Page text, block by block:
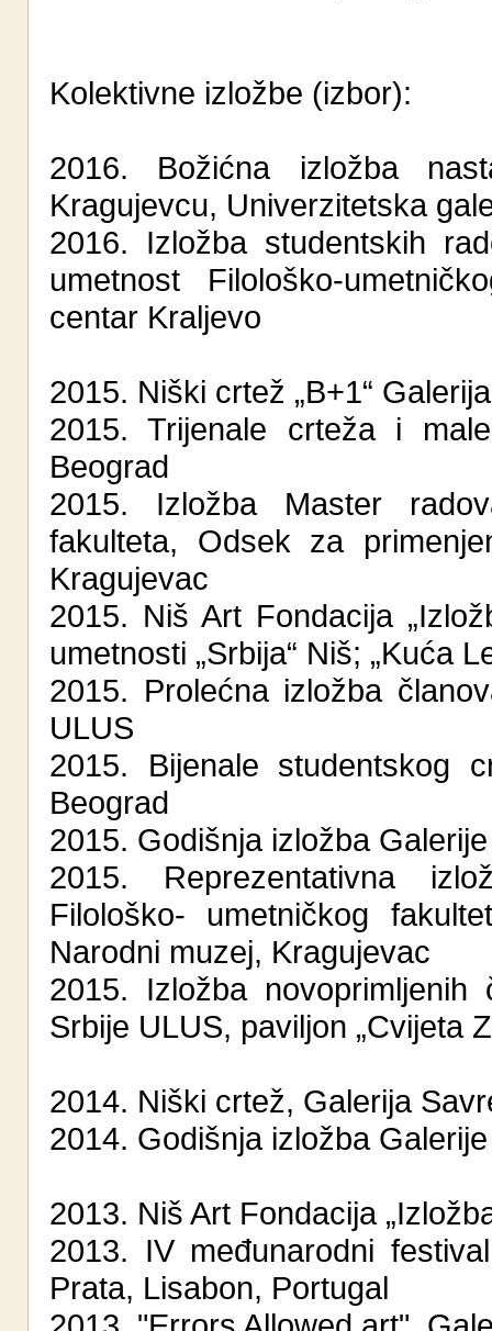
Kolektivne izložbe (izbor):
2016. Božićna izložba
Kragujevcu, Univerzitetska
2016. Izložba studentskih
umetnost Filološko-
centar Kraljevo
2015. Niški crtež „B+1“
2015. Trijenale crteža i
Beograd
2015. Izložba Master
fakulteta, Odsek za
Kragujevac
2015. Niš Art Fondacija
umetnosti „Srbija“ Niš; „Kuća
2015. Prolećna izložba
ULUS
2015. Bijenale studentskog
Beograd
2015. Godišnja izložba
2015. Reprezentativna
Filološko- umetničkog
Narodni muzej, Kragujevac
2015. Izložba novoprimljenih
Srbije ULUS, paviljon „Cvijeta
2014. Niški crtež, Galerija
2014. Godišnja izložba
2013. Niš Art Fondacija
2013. IV međunarodni
Prata, Lisabon, Portugal